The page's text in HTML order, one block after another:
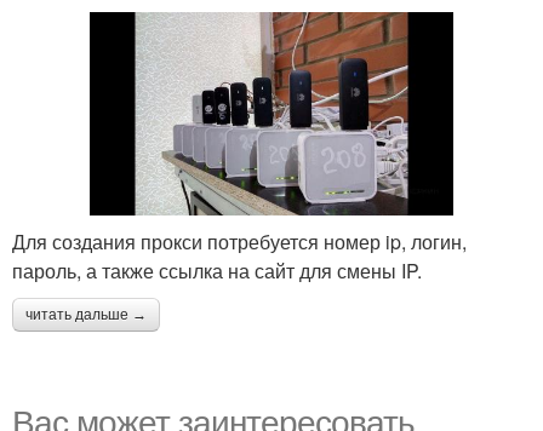
Для создания прокси потребуется номер ip, логин,
пароль, а также ссылка на сайт для смены IP.
читать дальше →
Вас может заинтересовать